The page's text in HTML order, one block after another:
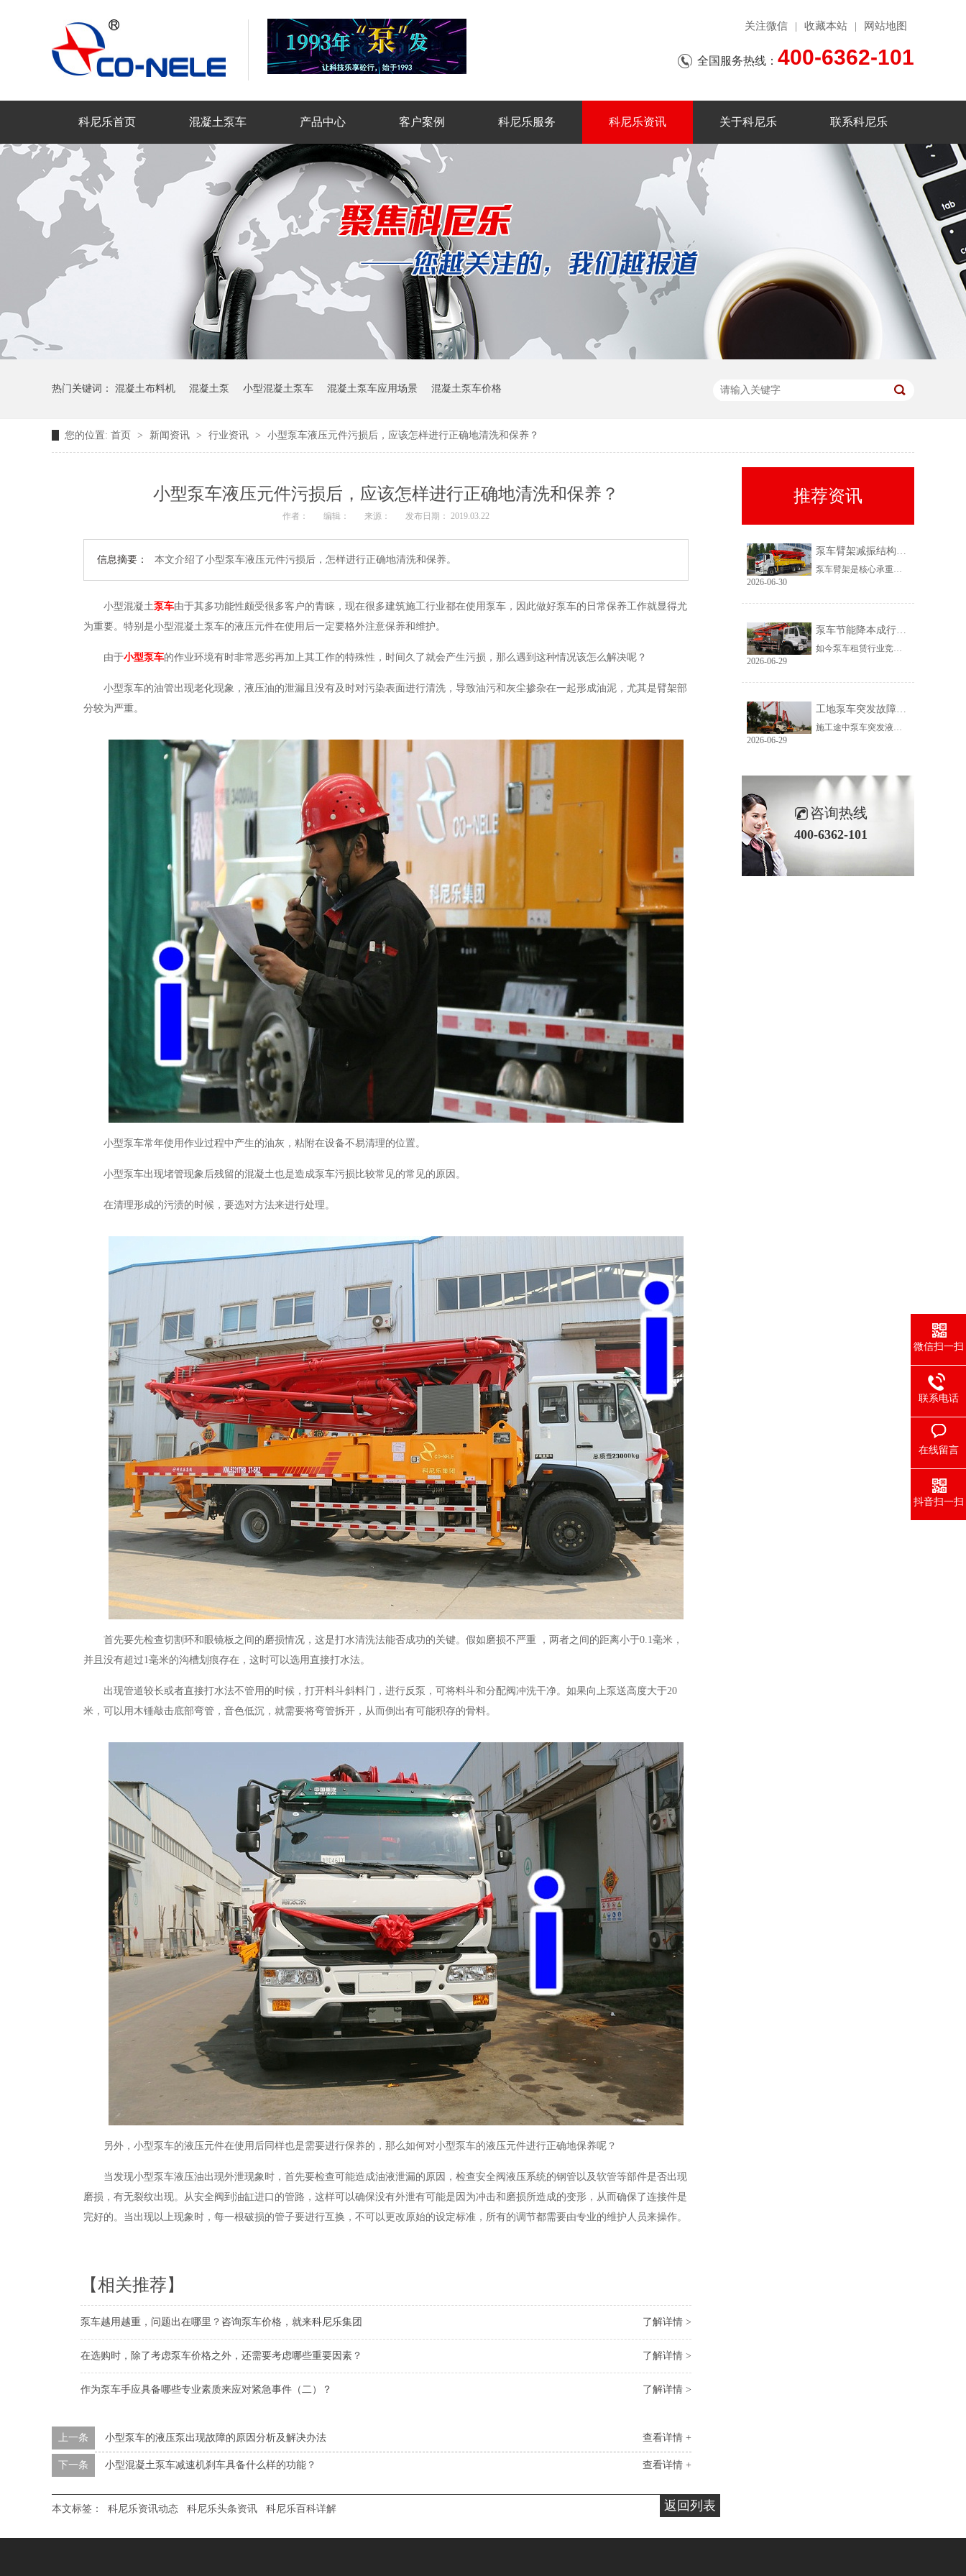
关注微信 收藏本站 网站地图
全国服务热线： 400-6362-101
科尼乐首页 混凝土泵车 产品中心 客户案例 科尼乐服务 科尼乐资讯 关于科尼乐 联系科尼乐
热门关键词： 混凝土布料机 混凝土泵 小型混凝土泵车 混凝土泵车应用场景 混凝土泵车价格
您的位置: 首页 > 新闻资讯 > 行业资讯 > 小型泵车液压元件污损后，应该怎样进行正确地清洗和保养？
小型泵车液压元件污损后，应该怎样进行正确地清洗和保养？
作者： 编辑： 来源： 发布日期： 2019.03.22
信息摘要： 本文介绍了小型泵车液压元件污损后，怎样进行正确地清洗和保养。
小型混凝土泵车由于其多功能性颇受很多客户的青睐，现在很多建筑施工行业都在使用泵车，因此做好泵车的日常保养工作就显得尤
为重要。特别是小型混凝土泵车的液压元件在使用后一定要格外注意保养和维护。
由于小型泵车的作业环境有时非常恶劣再加上其工作的特殊性，时间久了就会产生污损，那么遇到这种情况该怎么解决呢？
小型泵车的油管出现老化现象，液压油的泄漏且没有及时对污染表面进行清洗，导致油污和灰尘掺杂在一起形成油泥，尤其是臂架部
分较为严重。
小型泵车常年使用作业过程中产生的油灰，粘附在设备不易清理的位置。
小型泵车出现堵管现象后残留的混凝土也是造成泵车污损比较常见的常见的原因。
在清理形成的污渍的时候，要选对方法来进行处理。
首先要先检查切割环和眼镜板之间的磨损情况，这是打水清洗法能否成功的关键。假如磨损不严重 ，两者之间的距离小于0.1毫米，
并且没有超过1毫米的沟槽划痕存在，这时可以选用直接打水法。
出现管道较长或者直接打水法不管用的时候，打开料斗斜料门，进行反泵，可将料斗和分配阀冲洗干净。如果向上泵送高度大于20
米，可以用木锤敲击底部弯管，音色低沉，就需要将弯管拆开，从而倒出有可能积存的骨料。
另外，小型泵车的液压元件在使用后同样也是需要进行保养的，那么如何对小型泵车的液压元件进行正确地保养呢？
当发现小型泵车液压油出现外泄现象时，首先要检查可能造成油液泄漏的原因，检查安全阀液压系统的钢管以及软管等部件是否出现
磨损，有无裂纹出现。从安全阀到油缸进口的管路，这样可以确保没有外泄有可能是因为冲击和磨损所造成的变形，从而确保了连接件是
完好的。当出现以上现象时，每一根破损的管子要进行互换，不可以更改原始的设定标准，所有的调节都需要由专业的维护人员来操作。
【相关推荐】
了解详情 >
泵车越用越重，问题出在哪里？咨询泵车价格，就来科尼乐集团
了解详情 >
在选购时，除了考虑泵车价格之外，还需要考虑哪些重要因素？
了解详情 >
作为泵车手应具备哪些专业素质来应对紧急事件（二）？
查看详情 +
上一条 小型泵车的液压泵出现故障的原因分析及解决办法
查看详情 +
下一条 小型混凝土泵车减速机刹车具备什么样的功能？
返回列表
本文标签： 科尼乐资讯动态 科尼乐头条资讯 科尼乐百科详解
推荐资讯
泵车臂架减振结构作用是什么
泵车臂架是核心承重与作业部件，也是最易出现损耗的结构。很多老旧泵车存在臂架抖动剧烈、浇筑点位跑偏、焊缝易开裂、管路频繁破损等问题，核心根源就是缺少专业减振结构。多数从业者忽视减振结构的重要性，导致设备维修成本高、施工精度差、使用寿命大幅缩短。弄懂臂架减振结构的核心作用，就能避开设备选购误区，科尼乐全系泵车搭载升级款连杆减振结构，从多维度优化臂架作业性能。
2026-06-30
泵车节能降本成行业趋势，轻量化泵车燃油控制原理
如今泵车租赁行业竞争加剧，燃油开销是常年占比最高的运营成本，高频跨场地转场、长时间怠速作业，让不少从业者利润被油耗持续蚕食。轻量化是当下行业公认的节能方案，但多数人只知道轻车省油，并不清楚减重实现节油的底层原理。弄懂自重与油耗的关联逻辑，再选择经过轻量化结构优化的机型，就能长期压缩燃油支出，科尼乐全系列主流泵车依托高强钢轻量化工艺，从结构源头实现燃油降耗。
2026-06-29
工地泵车突发故障停工？靠谱售后体系如何甄别
施工途中泵车突发液压、管路、臂架故障，一旦维修响应慢、配件调配滞后，单日台班收入直接清零，还会耽误整栋楼栋浇筑进度。不少采购者购机时只对比设备价格，忽略售后配套能力，等到设备故障陷入停工损失才追悔莫及。想要避开售后短板带来的经营风险，需要理清劣质售后普遍存在的问题，掌握甄别优质售后的核心标准，科尼乐搭建全国一体化售后服务网络，针对工地突发停机问题形成完整配套解决方案。
2026-06-29
咨询热线
400-6362-101
微信扫一扫
联系电话
在线留言
抖音扫一扫